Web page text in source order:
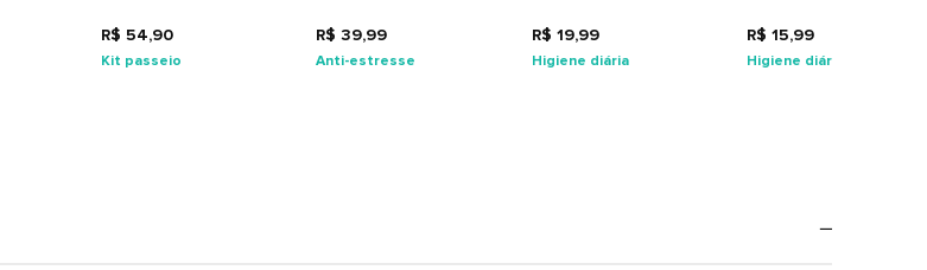
R$ 54,90
Kit passeio
R$ 39,99
Anti-estresse
R$ 19,99
Higiene diária
R$ 15,99
Higiene diária